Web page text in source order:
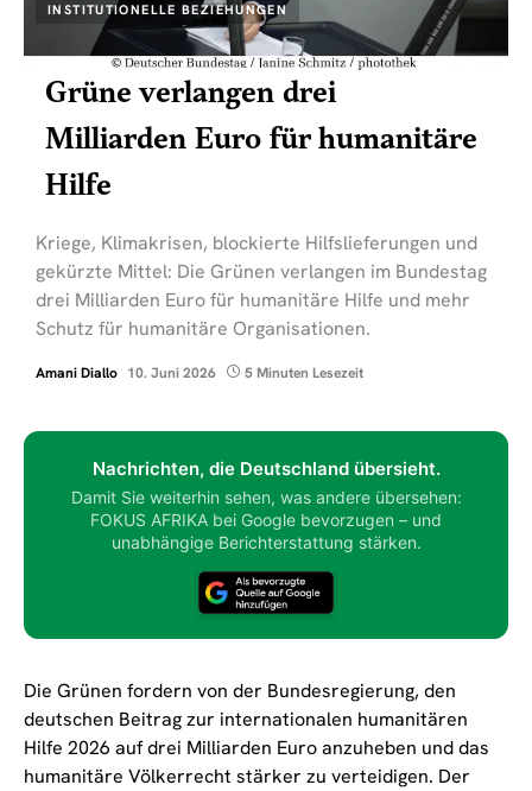
INSTITUTIONELLE BEZIEHUNGEN
Grüne verlangen drei
Milliarden Euro für humanitäre
Hilfe
Kriege, Klimakrisen, blockierte Hilfslieferungen und
gekürzte Mittel: Die Grünen verlangen im Bundestag
drei Milliarden Euro für humanitäre Hilfe und mehr
Schutz für humanitäre Organisationen.
Amani Diallo 10. Juni 2026 5 Minuten Lesezeit
Nachrichten, die Deutschland übersieht.
Damit Sie weiterhin sehen, was andere übersehen:
FOKUS AFRIKA bei Google bevorzugen – und
unabhängige Berichterstattung stärken.
Die Grünen fordern von der Bundesregierung, den
deutschen Beitrag zur internationalen humanitären
Hilfe 2026 auf drei Milliarden Euro anzuheben und das
humanitäre Völkerrecht stärker zu verteidigen. Der